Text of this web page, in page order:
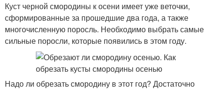
Куст черной смородины к осени имеет уже веточки,
сформированные за прошедшие два года, а также
многочисленную поросль. Необходимо выбрать самые
сильные поросли, которые появились в этом году.
Надо ли обрезать смородину в этот год? Достаточно